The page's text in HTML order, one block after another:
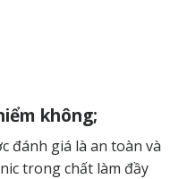
không;
đánh giá là an toàn và
trong chất làm đầy